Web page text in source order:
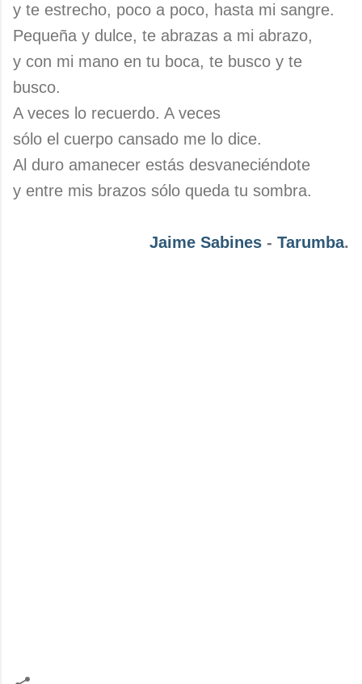
y te estrecho, poco a poco, hasta mi sangre.
Pequeña y dulce, te abrazas a mi abrazo,
y con mi mano en tu boca, te busco y te
busco.
A veces lo recuerdo. A veces
sólo el cuerpo cansado me lo dice.
Al duro amanecer estás desvaneciéndote
y entre mis brazos sólo queda tu sombra.
Jaime Sabines - Tarumba.